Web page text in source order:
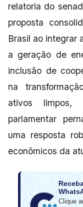
relatoria do
proposta
Brasil ao integrar
a geração de
inclusão de
na
ativos limpos,
parlamentar
uma resposta
econômicos da
Clique